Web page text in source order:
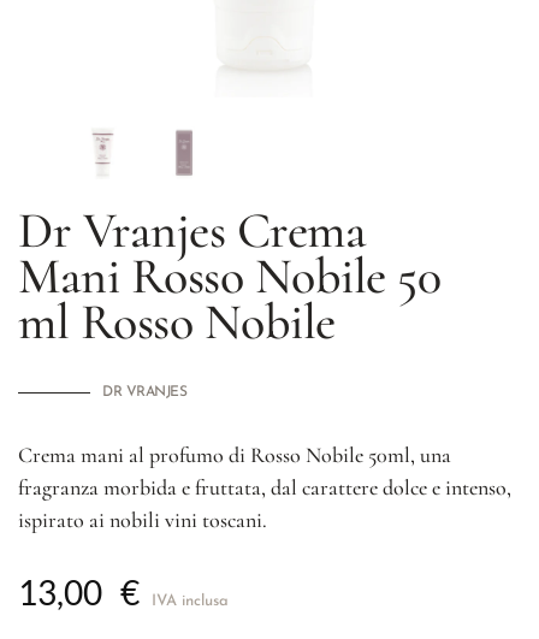
Dr Vranjes Crema
Mani Rosso Nobile 50
ml Rosso Nobile
DR VRANJES
Crema mani al profumo di Rosso Nobile 50ml, una
fragranza morbida e fruttata, dal carattere dolce e intenso,
ispirato ai nobili vini toscani.
13,00 € IVA inclusa